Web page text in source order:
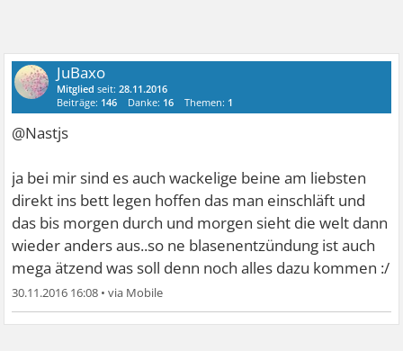
JuBaxo
Mitglied seit:28.11.2016
Beiträge: 146 Danke: 16 Themen: 1
@Nastjs
ja bei mir sind es auch wackelige beine am liebsten
direkt ins bett legen hoffen das man einschläft und
das bis morgen durch und morgen sieht die welt dann
wieder anders aus..so ne blasenentzündung ist auch
mega ätzend was soll denn noch alles dazu kommen :/
30.11.2016 16:08 •